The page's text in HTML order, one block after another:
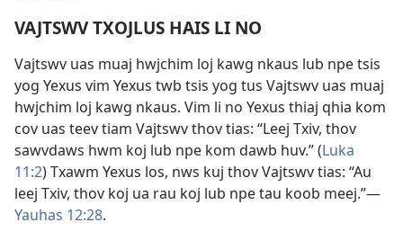
VAJTSWV TXOJLUS HAIS LI NO
Vajtswv uas muaj hwjchim loj kawg nkaus lub npe tsis
yog Yexus vim Yexus twb tsis yog tus Vajtswv uas muaj
hwjchim loj kawg nkaus. Vim li no Yexus thiaj qhia kom
cov uas teev tiam Vajtswv thov tias: “Leej Txiv, thov
sawvdaws hwm koj lub npe kom dawb huv.” (Luka
11:2) Txawm Yexus los, nws kuj thov Vajtswv tias: “Au
leej Txiv, thov koj ua rau koj lub npe tau koob meej.”​—
Yauhas 12:28.